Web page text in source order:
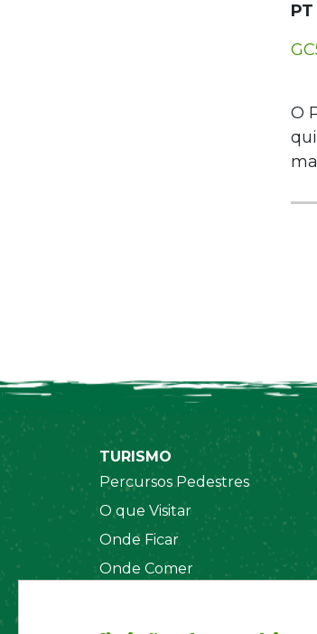
PT
O
TURISMO
Percursos Pedestres
O que Visitar
Onde Ficar
Onde Comer